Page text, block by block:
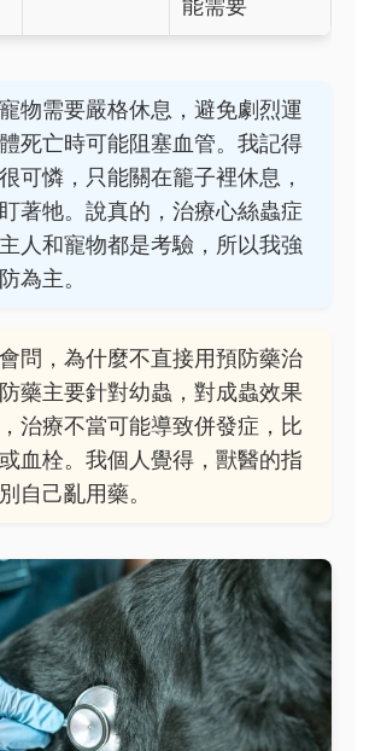
物需要嚴格休息，避免劇烈運
死亡時可能阻塞血管。我記得
可憐，只能關在籠子裡休息，
著牠。說真的，治療心絲蟲症
人和寵物都是考驗，所以我強
為主。
問，為什麼不直接用預防藥治
藥主要針對幼蟲，對成蟲效果
治療不當可能導致併發症，比
血栓。我個人覺得，獸醫的指
自己亂用藥。